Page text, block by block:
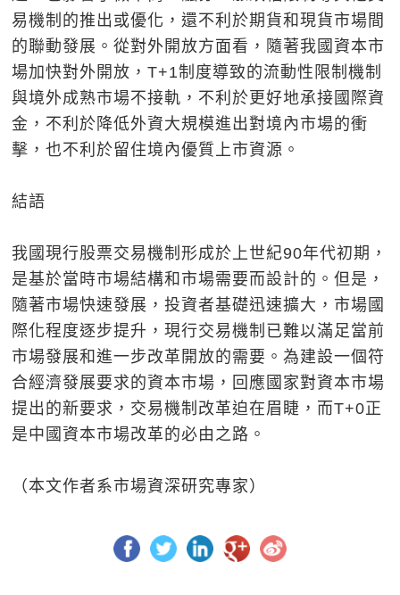
易機制的推出或優化，還不利於期貨和現貨市場間
的聯動發展。從對外開放方面看，隨著我國資本市
場加快對外開放，T+1制度導致的流動性限制機制
與境外成熟市場不接軌，不利於更好地承接國際資
金，不利於降低外資大規模進出對境內市場的衝
擊，也不利於留住境內優質上市資源。
結語
我國現行股票交易機制形成於上世紀90年代初期，
是基於當時市場結構和市場需要而設計的。但是，
隨著市場快速發展，投資者基礎迅速擴大，市場國
際化程度逐步提升，現行交易機制已難以滿足當前
市場發展和進一步改革開放的需要。為建設一個符
合經濟發展要求的資本市場，回應國家對資本市場
提出的新要求，交易機制改革迫在眉睫，而T+0正
是中國資本市場改革的必由之路。
（本文作者系市場資深研究專家）